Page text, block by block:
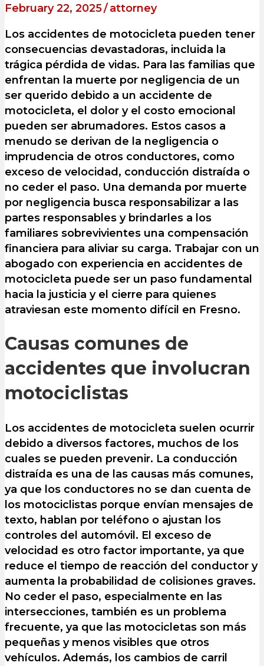
February 22, 2025/attorney
Los accidentes de motocicleta pueden tener
consecuencias devastadoras, incluida la
trágica pérdida de vidas. Para las familias que
enfrentan la muerte por negligencia de un
ser querido debido a un accidente de
motocicleta, el dolor y el costo emocional
pueden ser abrumadores. Estos casos a
menudo se derivan de la negligencia o
imprudencia de otros conductores, como
exceso de velocidad, conducción distraída o
no ceder el paso. Una demanda por muerte
por negligencia busca responsabilizar a las
partes responsables y brindarles a los
familiares sobrevivientes una compensación
financiera para aliviar su carga. Trabajar con un
abogado con experiencia en accidentes de
motocicleta puede ser un paso fundamental
hacia la justicia y el cierre para quienes
atraviesan este momento difícil en Fresno.
Causas comunes de
accidentes que involucran
motociclistas
Los accidentes de motocicleta suelen ocurrir
debido a diversos factores, muchos de los
cuales se pueden prevenir. La conducción
distraída es una de las causas más comunes,
ya que los conductores no se dan cuenta de
los motociclistas porque envían mensajes de
texto, hablan por teléfono o ajustan los
controles del automóvil. El exceso de
velocidad es otro factor importante, ya que
reduce el tiempo de reacción del conductor y
aumenta la probabilidad de colisiones graves.
No ceder el paso, especialmente en las
intersecciones, también es un problema
frecuente, ya que las motocicletas son más
pequeñas y menos visibles que otros
vehículos. Además, los cambios de carril